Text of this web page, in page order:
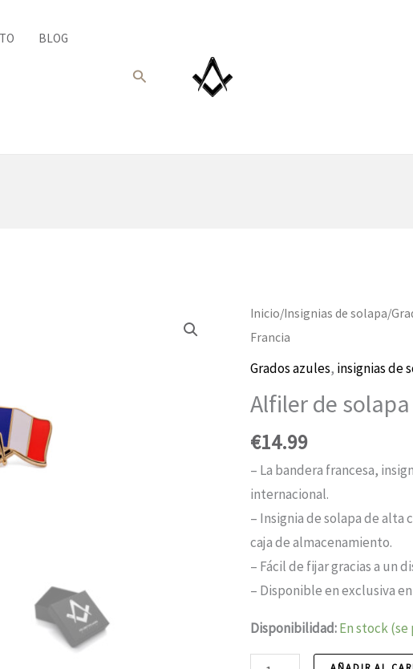
BLOG
Buscar
Inicio/Insignias de solapa/
Francia
Grados azules, insignias de
Alfiler de
€14.99
– La bandera francesa,
internacional.
– Insignia de solapa de alta
caja de almacenamiento.
– Fácil de fijar gracias a un
– Disponible en exclusiva
Disponibilidad:En stock
Alfiler